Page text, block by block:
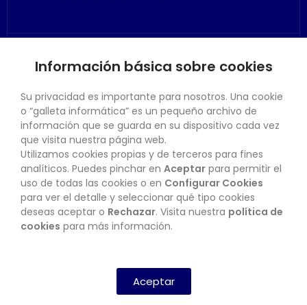
SU CUENTA
CONTACTO
BOLETÍN
Información básica sobre cookies
Su privacidad es importante para nosotros. Una cookie
o “galleta informática” es un pequeño archivo de
información que se guarda en su dispositivo cada vez
que visita nuestra página web.
Utilizamos cookies propias y de terceros para fines
analíticos. Puedes pinchar en Aceptar para permitir el
uso de todas las cookies o en Configurar Cookies
para ver el detalle y seleccionar qué tipo cookies
deseas aceptar o Rechazar. Visita nuestra política de
cookies para más información.
Aceptar